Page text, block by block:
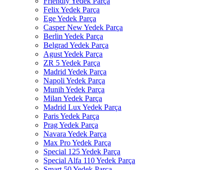
Felix Yedek Parça
Ege Yedek Parça
Casper New Yedek Parça
Berlin Yedek Parça
Belgrad Yedek Parça
Agust Yedek Parça
ZR 5 Yedek Parça
Madrid Yedek Parça
Napoli Yedek Parça
Munih Yedek Parça
Milan Yedek Parça
Madrid Lux Yedek Parça
Paris Yedek Parça
Prag Yedek Parça
Navara Yedek Parça
Max Pro Yedek Parça
Special 125 Yedek Parça
Special Alfa 110 Yedek Parça